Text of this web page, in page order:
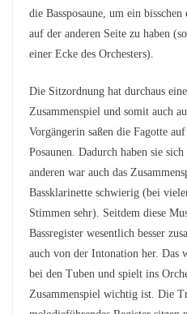
die Bassposaune, um ein
auf der anderen Seite zu haben
einer Ecke des Orchesters).
Die Sitzordnung hat durchaus
Zusammenspiel und somit auch
Vorgängerin saßen die Fagotte
Posaunen. Dadurch haben sie
anderen war auch das
Bassklarinette schwierig (bei
Stimmen sehr). Seitdem diese
Bassregister wesentlich besser
auch von der Intonation her. Das
bei den Tuben und spielt ins
Zusammenspiel wichtig ist. Die